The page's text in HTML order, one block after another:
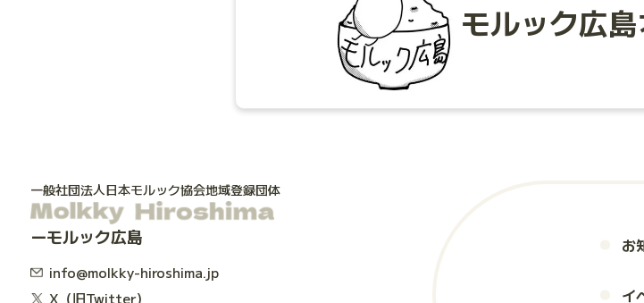
モルック広島
一般社団法人日本モルック協会地域登録団体
モルック広島
info@molkky-hiroshima.jp
X（旧Twitter）
お
イ